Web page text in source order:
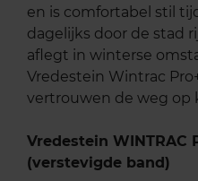
en is comfortabel stil
dagelijks door de stad
aflegt in winterse
Vredestein Wintrac
vertrouwen de weg op
Vredestein WINTRAC
(verstevigde band)